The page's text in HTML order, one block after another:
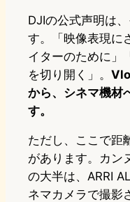
DJIの公式声明は
す。「映像表現に
イターのために」
を切り開く」。
から、シネマ機材
す。
ただし、ここで距
があります。カン
の大半は、ARRI
ネマカメラで撮影